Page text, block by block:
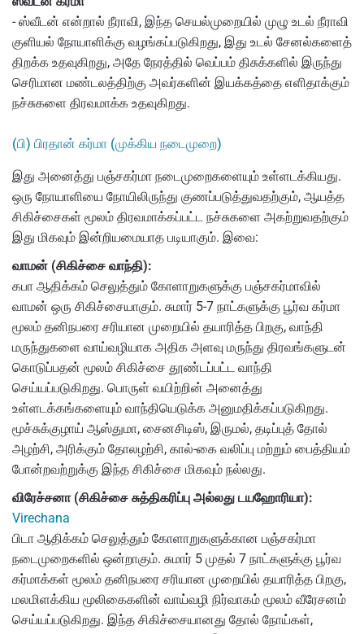
- ஸ்வீடன் என்றால் நீராவி, இந்த செயல்முறையில் முழு உடல் நீராவி
குளியல் நோயாளிக்கு வழங்கப்படுகிறது, இது உடல் சேனல்களைத்
திறக்க உதவுகிறது, அதே நேரத்தில் வெப்பம் திசுக்களில் இருந்து
செரிமான மண்டலத்திற்கு அவர்களின் இயக்கத்தை எளிதாக்கும்
நச்சுகளை திரவமாக்க உதவுகிறது.
(பி) பிரதான் கர்மா (முக்கிய நடைமுறை)
இது அனைத்து பஞ்சகர்மா நடைமுறைகளையும் உள்ளடக்கியது.
ஒரு நோயாளியை நோயிலிருந்து குணப்படுத்துவதற்கும், ஆயத்த
சிகிச்சைகள் மூலம் திரவமாக்கப்பட்ட நச்சுகளை அகற்றுவதற்கும்
இது மிகவும் இன்றியமையாத படியாகும். இவை:
வாமன் (சிகிச்சை வாந்தி):
கபா ஆதிக்கம் செலுத்தும் கோளாறுகளுக்கு பஞ்சகர்மாவில்
வாமன் ஒரு சிகிச்சையாகும். சுமார் 5-7 நாட்களுக்கு பூர்வ கர்மா
மூலம் தனிநபரை சரியான முறையில் தயாரித்த பிறகு, வாந்தி
மருந்துகளை வாய்வழியாக அதிக அளவு மருந்து திரவங்களுடன்
கொடுப்பதன் மூலம் சிகிச்சை தூண்டப்பட்ட வாந்தி
செய்யப்படுகிறது. பொருள் வயிற்றின் அனைத்து
உள்ளடக்கங்களையும் வாந்தியெடுக்க அனுமதிக்கப்படுகிறது.
மூச்சுக்குழாய் ஆஸ்துமா, சைனசிடிஸ், இருமல், தடிப்புத் தோல்
அழற்சி, அரிக்கும் தோலழற்சி, கால்-கை வலிப்பு மற்றும் பைத்தியம்
போன்றவற்றுக்கு இந்த சிகிச்சை மிகவும் நல்லது.
விரேச்சனா (சிகிச்சை சுத்திகரிப்பு அல்லது டயஹோரியா):
Virechana
பிடா ஆதிக்கம் செலுத்தும் கோளாறுகளுக்கான பஞ்சகர்மா
நடைமுறைகளில் ஒன்றாகும். சுமார் 5 முதல் 7 நாட்களுக்கு பூர்வ
கர்மாக்கள் மூலம் தனிநபரை சரியான முறையில் தயாரித்த பிறகு,
மலமிளக்கிய மூலிகைகளின் வாய்வழி நிர்வாகம் மூலம் வீரேசனம்
செய்யப்படுகிறது. இந்த சிகிச்சையானது தோல் நோய்கள்,